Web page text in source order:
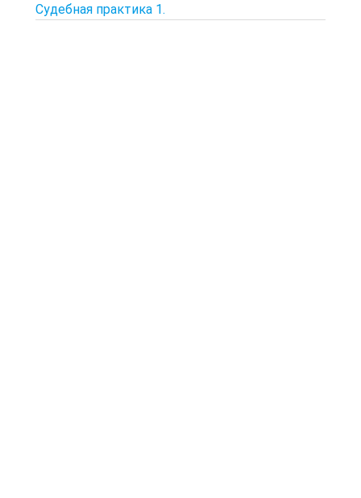
Судебная практика 1.